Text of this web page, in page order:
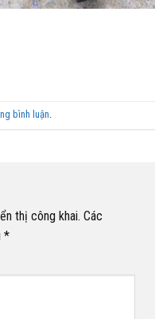
bình luận.
thị công khai. Các
*